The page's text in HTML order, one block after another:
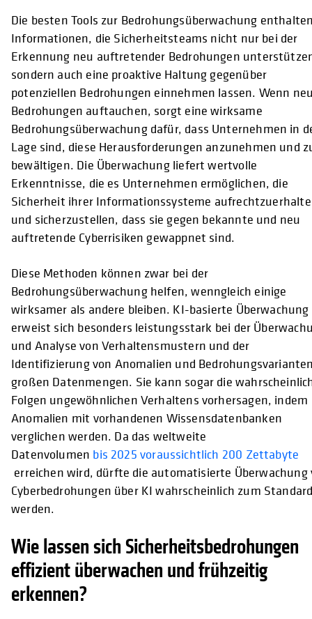
Die besten Tools zur Bedrohungsüberwachung
Informationen, die Sicherheitsteams nicht nur bei der
Erkennung neu auftretender Bedrohungen
sondern auch eine proaktive Haltung gegenüber
potenziellen Bedrohungen einnehmen lassen. Wenn
Bedrohungen auftauchen, sorgt eine wirksame
Bedrohungsüberwachung dafür, dass Unternehmen in
Lage sind, diese Herausforderungen anzunehmen und
bewältigen. Die Überwachung liefert wertvolle
Erkenntnisse, die es Unternehmen ermöglichen, die
Sicherheit ihrer Informationssysteme
und sicherzustellen, dass sie gegen bekannte und neu
auftretende Cyberrisiken gewappnet sind.
Diese Methoden können zwar bei der
Bedrohungsüberwachung helfen, wenngleich einige
wirksamer als andere bleiben. KI-basierte Überwachung
erweist sich besonders leistungsstark bei der
und Analyse von Verhaltensmustern und der
Identifizierung von Anomalien und
großen Datenmengen. Sie kann sogar die
Folgen ungewöhnlichen Verhaltens vorhersagen, indem
Anomalien mit vorhandenen Wissensdatenbanken
verglichen werden. Da das weltweite
Datenvolumen bis 2025 voraussichtlich 200 Zettabyte
erreichen wird, dürfte die automatisierte Überwachung
Cyberbedrohungen über KI wahrscheinlich zum
werden.
Wie lassen sich Sicherheitsbedrohungen
effizient überwachen und frühzeitig
erkennen?